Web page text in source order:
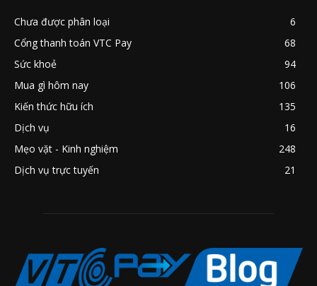
Chưa được phân loại
6
Cổng thanh toán VTC Pay
68
Sức khoẻ
94
Mua gì hôm nay
106
Kiến thức hữu ích
135
Dịch vụ
16
Mẹo vặt - Kinh nghiệm
248
Dịch vụ trực tuyến
21